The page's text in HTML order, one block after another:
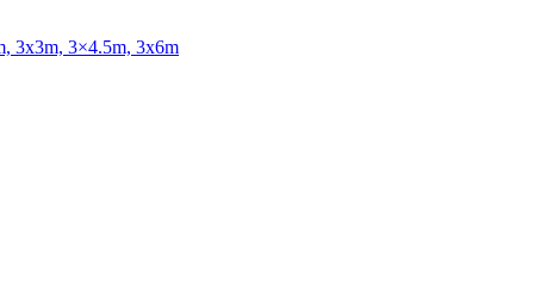
3x3m, 3×4.5m, 3x6m